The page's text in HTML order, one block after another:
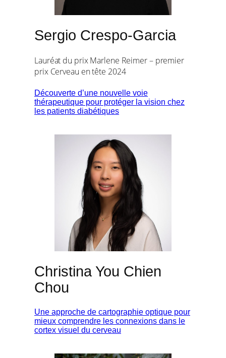
Sergio Crespo-Garcia
Lauréat du prix Marlene Reimer – premier
prix Cerveau en tête 2024
Découverte d’une nouvelle voie
thérapeutique pour protéger la vision chez
les patients diabétiques
Christina You Chien
Chou
Une approche de cartographie optique pour
mieux comprendre les connexions dans le
cortex visuel du cerveau